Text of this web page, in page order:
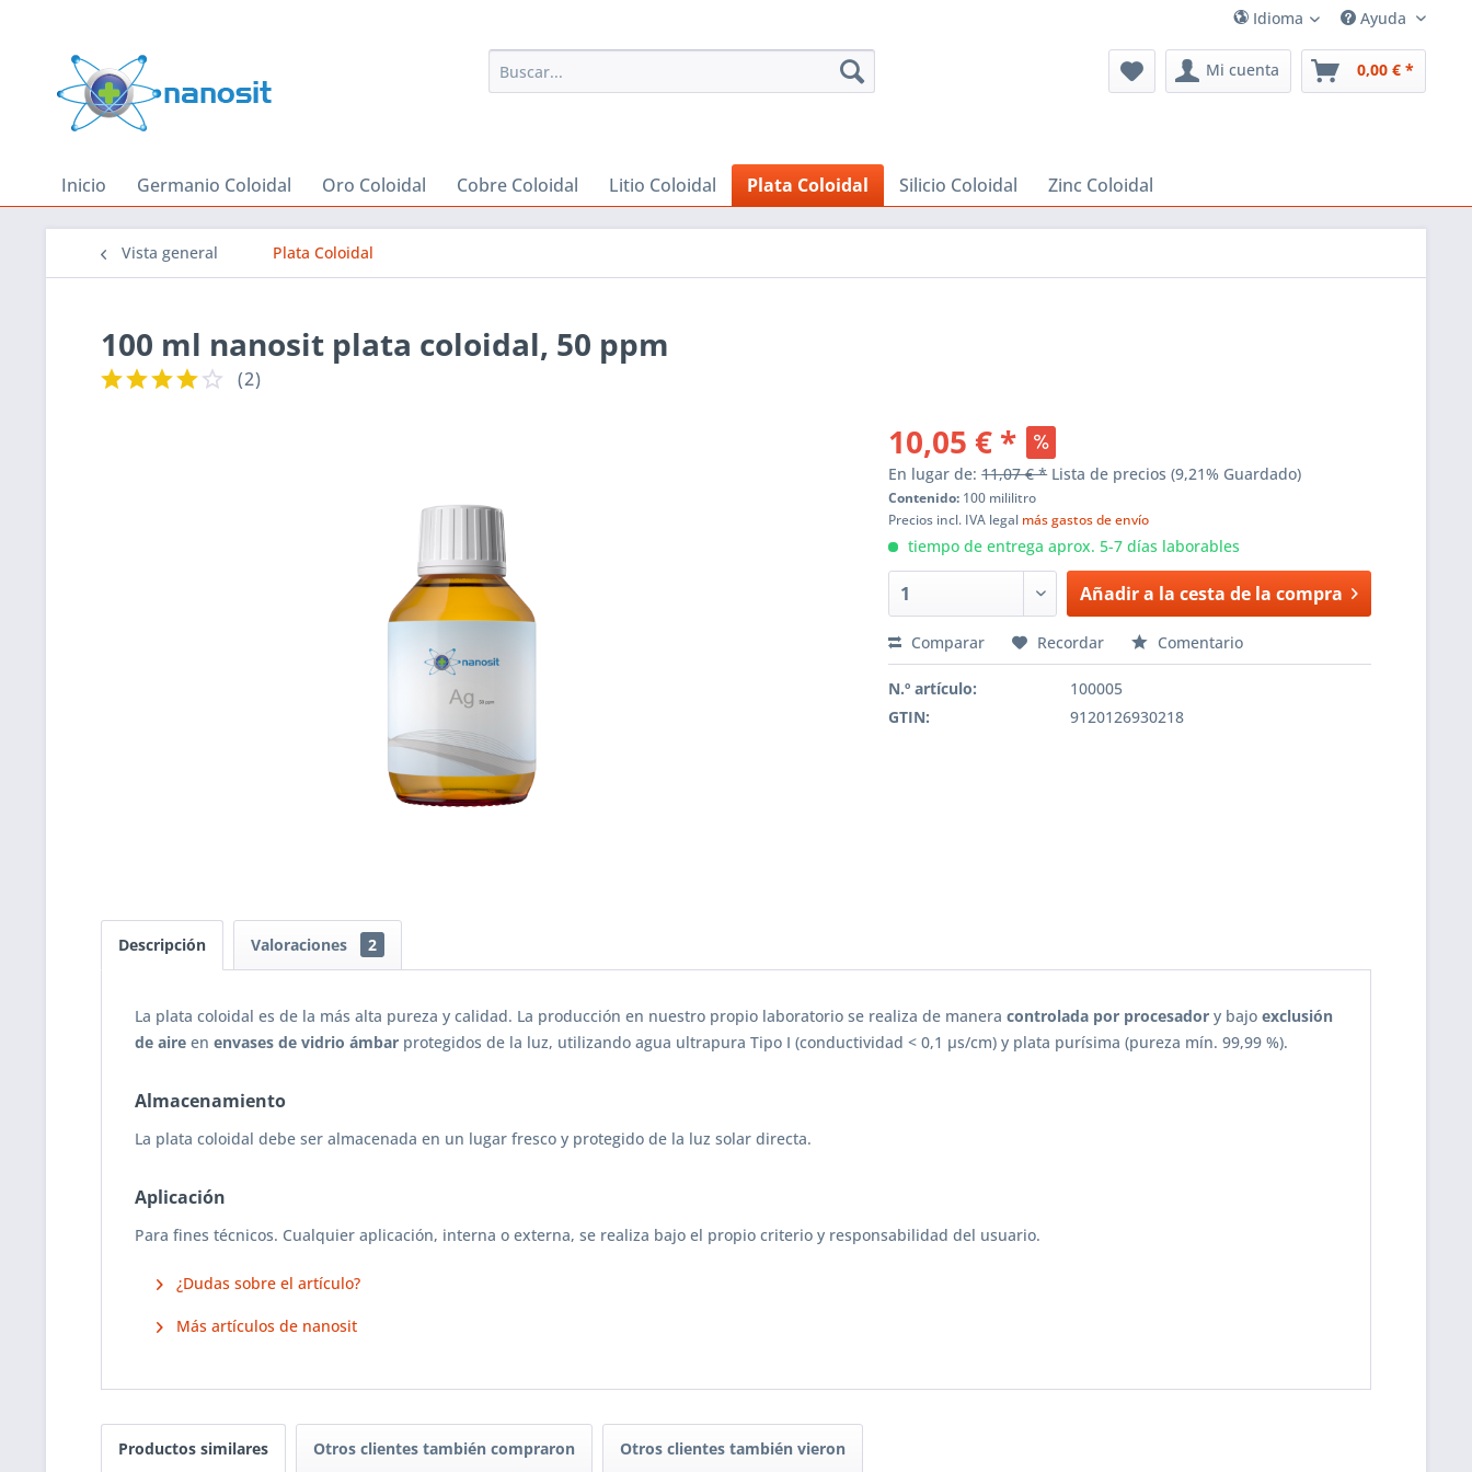
Idioma Ayuda
Mi cuenta 0,00 € *
Inicio Germanio Coloidal Oro Coloidal Cobre Coloidal Litio Coloidal Plata Coloidal Silicio Coloidal Zinc Coloidal
Vista general Plata Coloidal
100 ml nanosit plata coloidal, 50 ppm
(2)
10,05 € *
En lugar de:11,07 € *Lista de precios(9,21% Guardado)
Contenido: 100 mililitro
Precios incl. IVA legal más gastos de envío
tiempo de entrega aprox. 5-7 días laborables
Añadir a la cesta de la compra
Comparar Recordar Comentario
N.º artículo:
100005
GTIN:
9120126930218
Descripción Valoraciones 2
La plata coloidal es de la más alta pureza y calidad. La producción en nuestro propio laboratorio se realiza de manera controlada por procesador y bajo exclusión
de aire en envases de vidrio ámbar protegidos de la luz, utilizando agua ultrapura Tipo I (conductividad < 0,1 µs/cm) y plata purísima (pureza mín. 99,99 %).
Almacenamiento
La plata coloidal debe ser almacenada en un lugar fresco y protegido de la luz solar directa.
Aplicación
Para fines técnicos. Cualquier aplicación, interna o externa, se realiza bajo el propio criterio y responsabilidad del usuario.
¿Dudas sobre el artículo?
Más artículos de nanosit
Productos similares Otros clientes también compraron Otros clientes también vieron